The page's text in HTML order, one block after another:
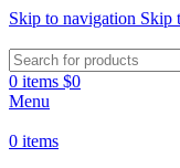
Skip to navigation Skip
0 items $0
Menu
0 items